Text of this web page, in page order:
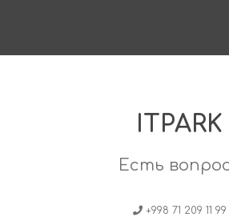
ITPARK
Есть
+998 71 209 11 99